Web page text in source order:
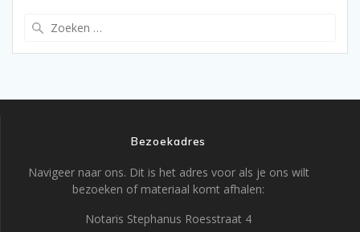
Bezoekadres
Navigeer naar ons. Dit is het adres voor als je ons wilt
bezoeken of materiaal komt afhalen:
Notaris Stephanus Roesstraat 4